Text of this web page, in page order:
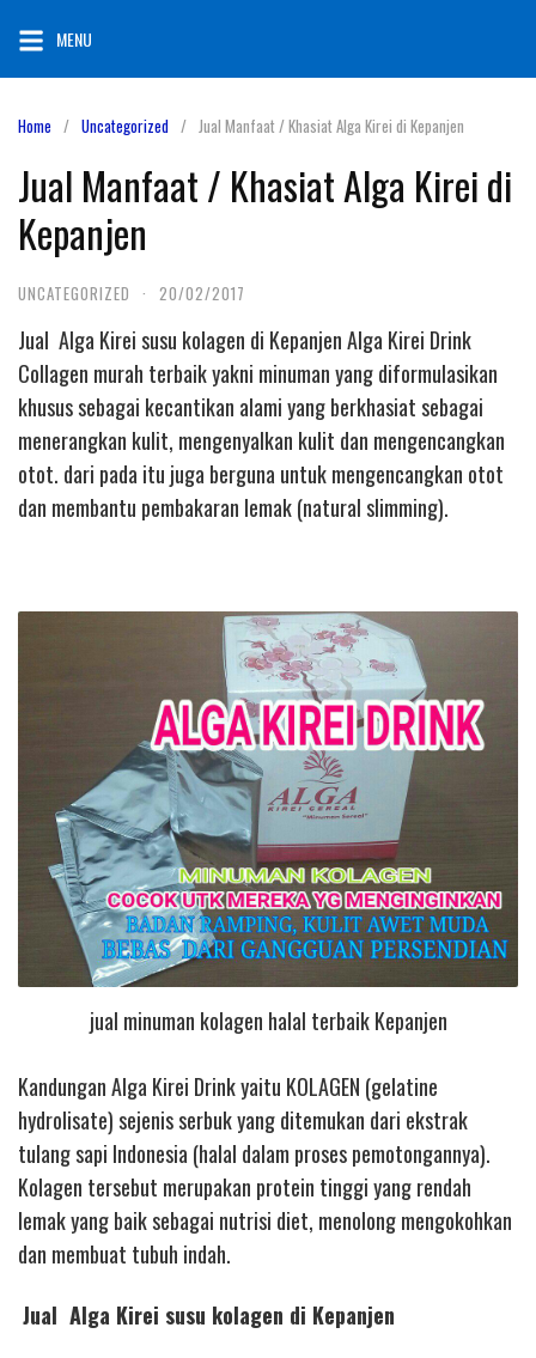
content
MENU
Home Uncategorized Jual Manfaat / Khasiat Alga Kirei di Kepanjen
Jual Manfaat / Khasiat Alga Kirei di
Kepanjen
UNCATEGORIZED · 20/02/2017
Jual Alga Kirei susu kolagen di Kepanjen Alga Kirei Drink
Collagen murah terbaik yakni minuman yang diformulasikan
khusus sebagai kecantikan alami yang berkhasiat sebagai
menerangkan kulit, mengenyalkan kulit dan mengencangkan
otot. dari pada itu juga berguna untuk mengencangkan otot
dan membantu pembakaran lemak (natural slimming).
jual minuman kolagen halal terbaik Kepanjen
Kandungan Alga Kirei Drink yaitu KOLAGEN (gelatine
hydrolisate) sejenis serbuk yang ditemukan dari ekstrak
tulang sapi Indonesia (halal dalam proses pemotongannya).
Kolagen tersebut merupakan protein tinggi yang rendah
lemak yang baik sebagai nutrisi diet, menolong mengokohkan
dan membuat tubuh indah.
Jual Alga Kirei susu kolagen di Kepanjen